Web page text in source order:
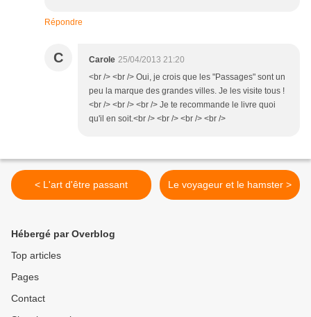
Répondre
C Carole 25/04/2013 21:20
<br /> <br /> Oui, je crois que les "Passages" sont un
peu la marque des grandes villes. Je les visite tous !
<br /> <br /> <br /> Je te recommande le livre quoi
qu'il en soit.<br /> <br /> <br /> <br />
< L'art d'être passant Le voyageur et le hamster >
Hébergé par Overblog
Top articles
Pages
Contact